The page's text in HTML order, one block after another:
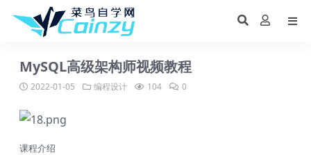
MySQL高级架构师视频教程
2022-01-05 编程设计 104 0
课程介绍